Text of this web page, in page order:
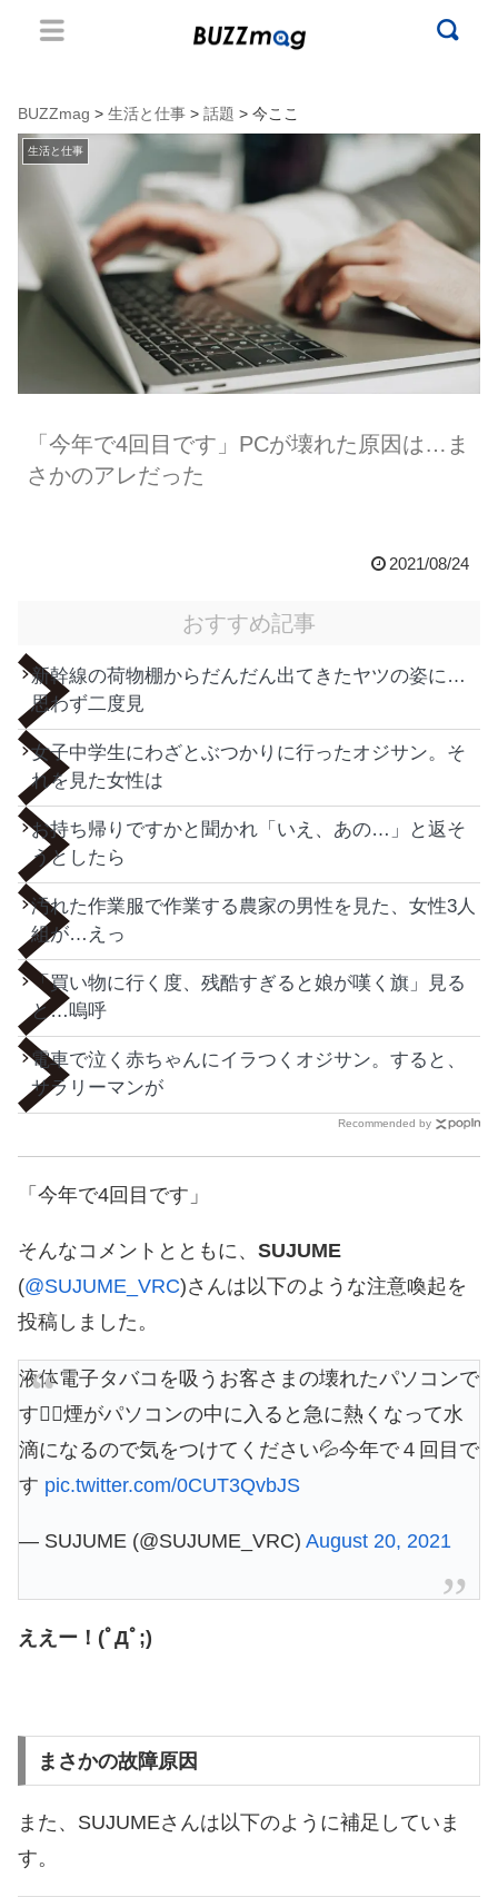
BUZZmag > 生活と仕事 > 話題 > 今ここ
生活と仕事
「今年で4回目です」PCが壊れた原因は…ま
さかのアレだった
2021/08/24
おすすめ記事
新幹線の荷物棚からだんだん出てきたヤツの姿に…
思わず二度見
女子中学生にわざとぶつかりに行ったオジサン。そ
れを見た女性は
お持ち帰りですかと聞かれ「いえ、あの…」と返そ
うとしたら
汚れた作業服で作業する農家の男性を見た、女性3人
組が…えっ
「買い物に行く度、残酷すぎると娘が嘆く旗」見る
と…嗚呼
電車で泣く赤ちゃんにイラつくオジサン。すると、
サラリーマンが
Recommended by
「今年で4回目です」
そんなコメントとともに、 SUJUME
(@SUJUME_VRC)さんは以下のような注意喚起を
投稿しました。
液体電子タバコを吸うお客さまの壊れたパソコンで
す🤦‍♂️煙がパソコンの中に入ると急に熱くなって水
滴になるので気をつけてください💦今年で４回目で
す pic.twitter.com/0CUT3QvbJS
— SUJUME (@SUJUME_VRC) August 20, 2021
ええー！(ﾟДﾟ;)
まさかの故障原因
また、SUJUMEさんは以下のように補足していま
す。